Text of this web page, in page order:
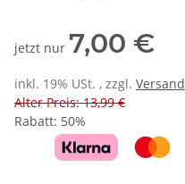
jetzt nur 7,00 €
inkl. 19% USt. , zzgl. Versand
Alter Preis: 13,99 €
Rabatt: 50%